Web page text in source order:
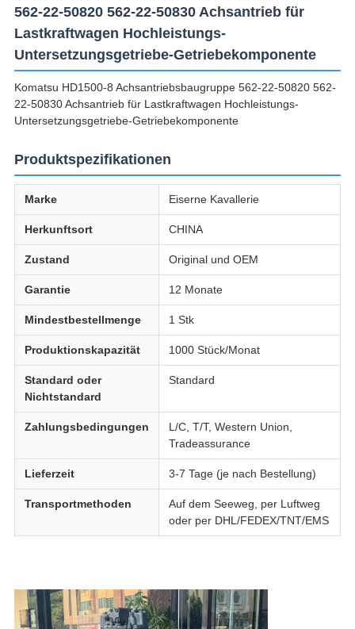
562-22-50820 562-22-50830 Achsantrieb für
Lastkraftwagen Hochleistungs-
Untersetzungsgetriebe-Getriebekomponente
Komatsu HD1500-8 Achsantriebsbaugruppe 562-22-50820 562-
22-50830 Achsantrieb für Lastkraftwagen Hochleistungs-
Untersetzungsgetriebe-Getriebekomponente
Produktspezifikationen
Marke Eiserne Kavallerie
Herkunftsort CHINA
Zustand Original und OEM
Garantie 12 Monate
Mindestbestellmenge 1 Stk
Produktionskapazität 1000 Stück/Monat
Standard oder
Nichtstandard
Standard
Zahlungsbedingungen
L/C, T/T, Western Union,
Tradeassurance
Lieferzeit 3-7 Tage (je nach Bestellung)
Transportmethoden
Auf dem Seeweg, per Luftweg
oder per DHL/FEDEX/TNT/EMS